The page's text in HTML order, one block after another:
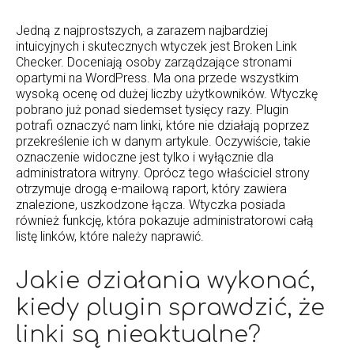
Jedną z najprostszych, a zarazem najbardziej
intuicyjnych i skutecznych wtyczek jest Broken Link
Checker. Doceniają osoby zarządzające stronami
opartymi na WordPress. Ma ona przede wszystkim
wysoką ocenę od dużej liczby użytkowników. Wtyczkę
pobrano już ponad siedemset tysięcy razy. Plugin
potrafi oznaczyć nam linki, które nie działają poprzez
przekreślenie ich w danym artykule. Oczywiście, takie
oznaczenie widoczne jest tylko i wyłącznie dla
administratora witryny. Oprócz tego właściciel strony
otrzymuje drogą e-mailową raport, który zawiera
znalezione, uszkodzone łącza. Wtyczka posiada
również funkcję, która pokazuje administratorowi całą
listę linków, które należy naprawić.
Jakie działania wykonać,
kiedy plugin sprawdzić, że
linki są nieaktualne?